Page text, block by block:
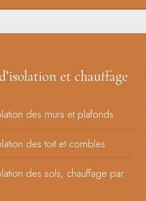
et chauffage
des murs et plafonds
des toit et combles
des sols, chauffage par